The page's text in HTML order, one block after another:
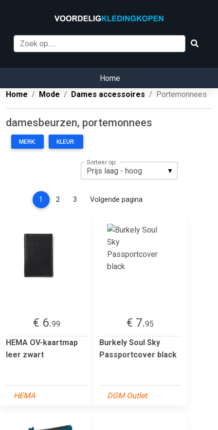
Home
Home
Mode Dames accessoires Portemonnees
damesbeurzen, portemonnees
MERK: KLEUR:
Sorteer op:
1 (current)
2 3 Volgende pagina
€ 6.99
HEMA OV-kaartmap
leer zwart
HEMA
€ 7.95
Burkely Soul Sky
Passportcover black
DGM Outlet